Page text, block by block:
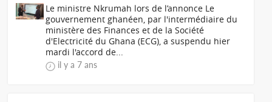
Le ministre Nkrumah lors de l’annonce Le
gouvernement ghanéen, par l'intermédiaire du
ministère des Finances et de la Société
d'Electricité du Ghana (ECG), a suspendu hier
mardi l'accord de...
il y a 7 ans